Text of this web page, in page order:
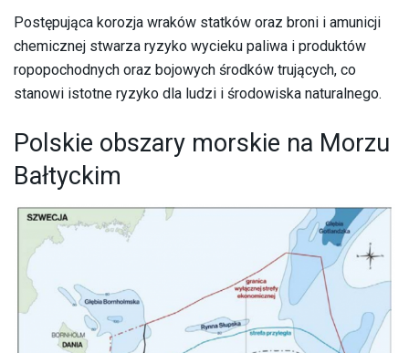
Postępująca korozja wraków statków oraz broni i amunicji
chemicznej stwarza ryzyko wycieku paliwa i produktów
ropopochodnych oraz bojowych środków trujących, co
stanowi istotne ryzyko dla ludzi i środowiska naturalnego.
Polskie obszary morskie na Morzu
Bałtyckim